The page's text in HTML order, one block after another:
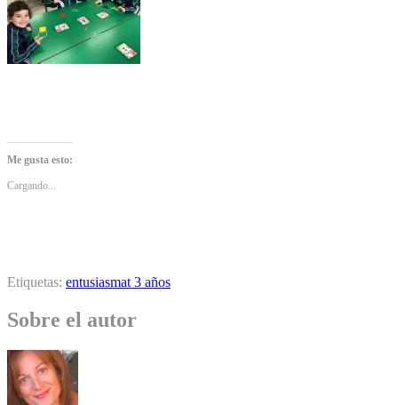
Me gusta esto:
Cargando...
Etiquetas: entusiasmat 3 años
Sobre el autor